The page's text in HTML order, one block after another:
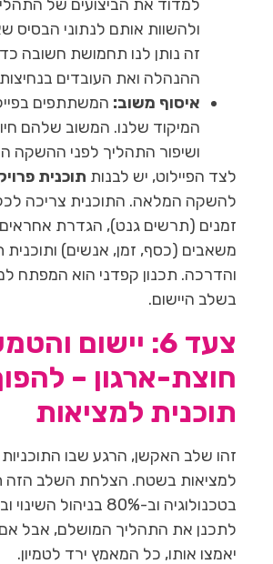
למדוד את הביצועים של
זה נותן לנו תחמושת חשובה
ההנהלה ואת העובדים בנחיצות
איסוף משוב: המשתתפים
המיקוד שלנו. המשוב שלהם
ושיפור התהליך לפני ההשקה
לצד הפיילוט, יש לבנות תוכנית
להשקה המלאה. התוכנית צריכה
זמנים (תרשים גנט), הגדרת
משאבים (כסף, זמן, אנשים)
והדרכה. תכנון קפדני הוא המפתח
בשלב היישום.
צעד 6: יישום
חוצת-ארגון –
תוכנית למציאות
זהו שלב האקשן, הרגע שבו התוכניות
בטכנולוגיה וב-80%
לתכנן את התהליך המושלם, אבל
יאמצו אותו, כל המאמץ ירד לטמיון.